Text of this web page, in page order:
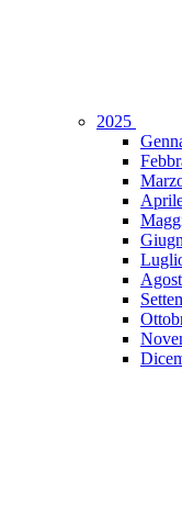
2025